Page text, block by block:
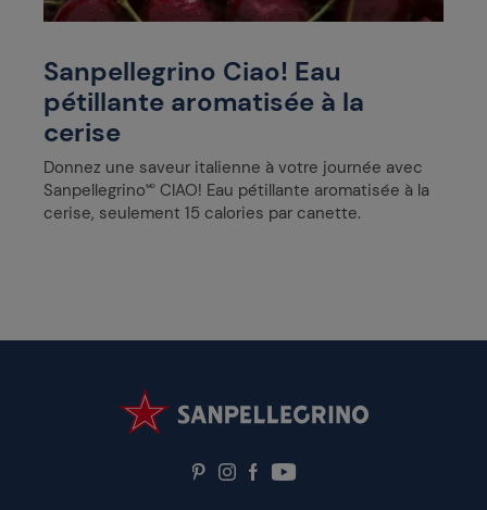
Sanpellegrino Ciao! Eau
pétillante aromatisée à la
cerise
Donnez une saveur italienne à votre journée avec
Sanpellegrino🅫 CIAO! Eau pétillante aromatisée à la
cerise, seulement 15 calories par canette.